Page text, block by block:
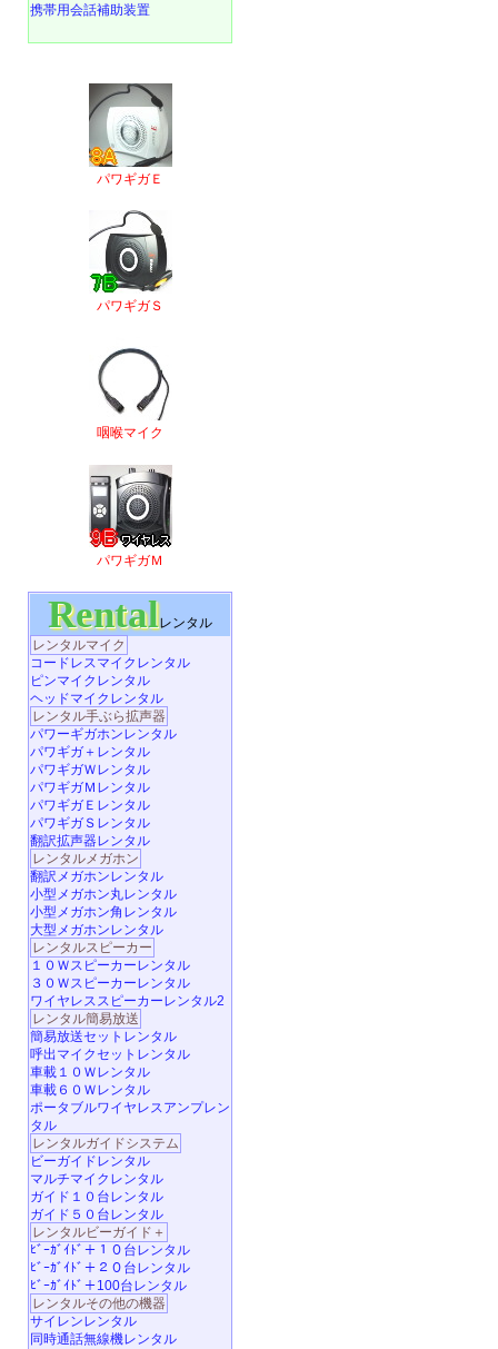
携帯用会話補助装置
パワギガＥ
パワギガＳ
咽喉マイク
パワギガＭ
Rentalレンタル
レンタルマイク
コードレスマイクレンタル
ピンマイクレンタル
ヘッドマイクレンタル
レンタル手ぶら拡声器
パワーギガホンレンタル
パワギガ＋レンタル
パワギガＷレンタル
パワギガＭレンタル
パワギガＥレンタル
パワギガＳレンタル
翻訳拡声器レンタル
レンタルメガホン
翻訳メガホンレンタル
小型メガホン丸レンタル
小型メガホン角レンタル
大型メガホンレンタル
レンタルスピーカー
１０Ｗスピーカーレンタル
３０Ｗスピーカーレンタル
ワイヤレススピーカーレンタル2
レンタル簡易放送
簡易放送セットレンタル
呼出マイクセットレンタル
車載１０Ｗレンタル
車載６０Ｗレンタル
ポータブルワイヤレスアンプレン
タル
レンタルガイドシステム
ビーガイドレンタル
マルチマイクレンタル
ガイド１０台レンタル
ガイド５０台レンタル
レンタルビーガイド＋
ﾋﾞｰｶﾞｲﾄﾞ＋１０台レンタル
ﾋﾞｰｶﾞｲﾄﾞ＋２０台レンタル
ﾋﾞｰｶﾞｲﾄﾞ＋100台レンタル
レンタルその他の機器
サイレンレンタル
同時通話無線機レンタル